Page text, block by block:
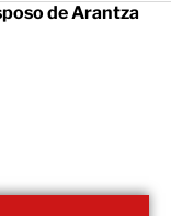
de Arantza